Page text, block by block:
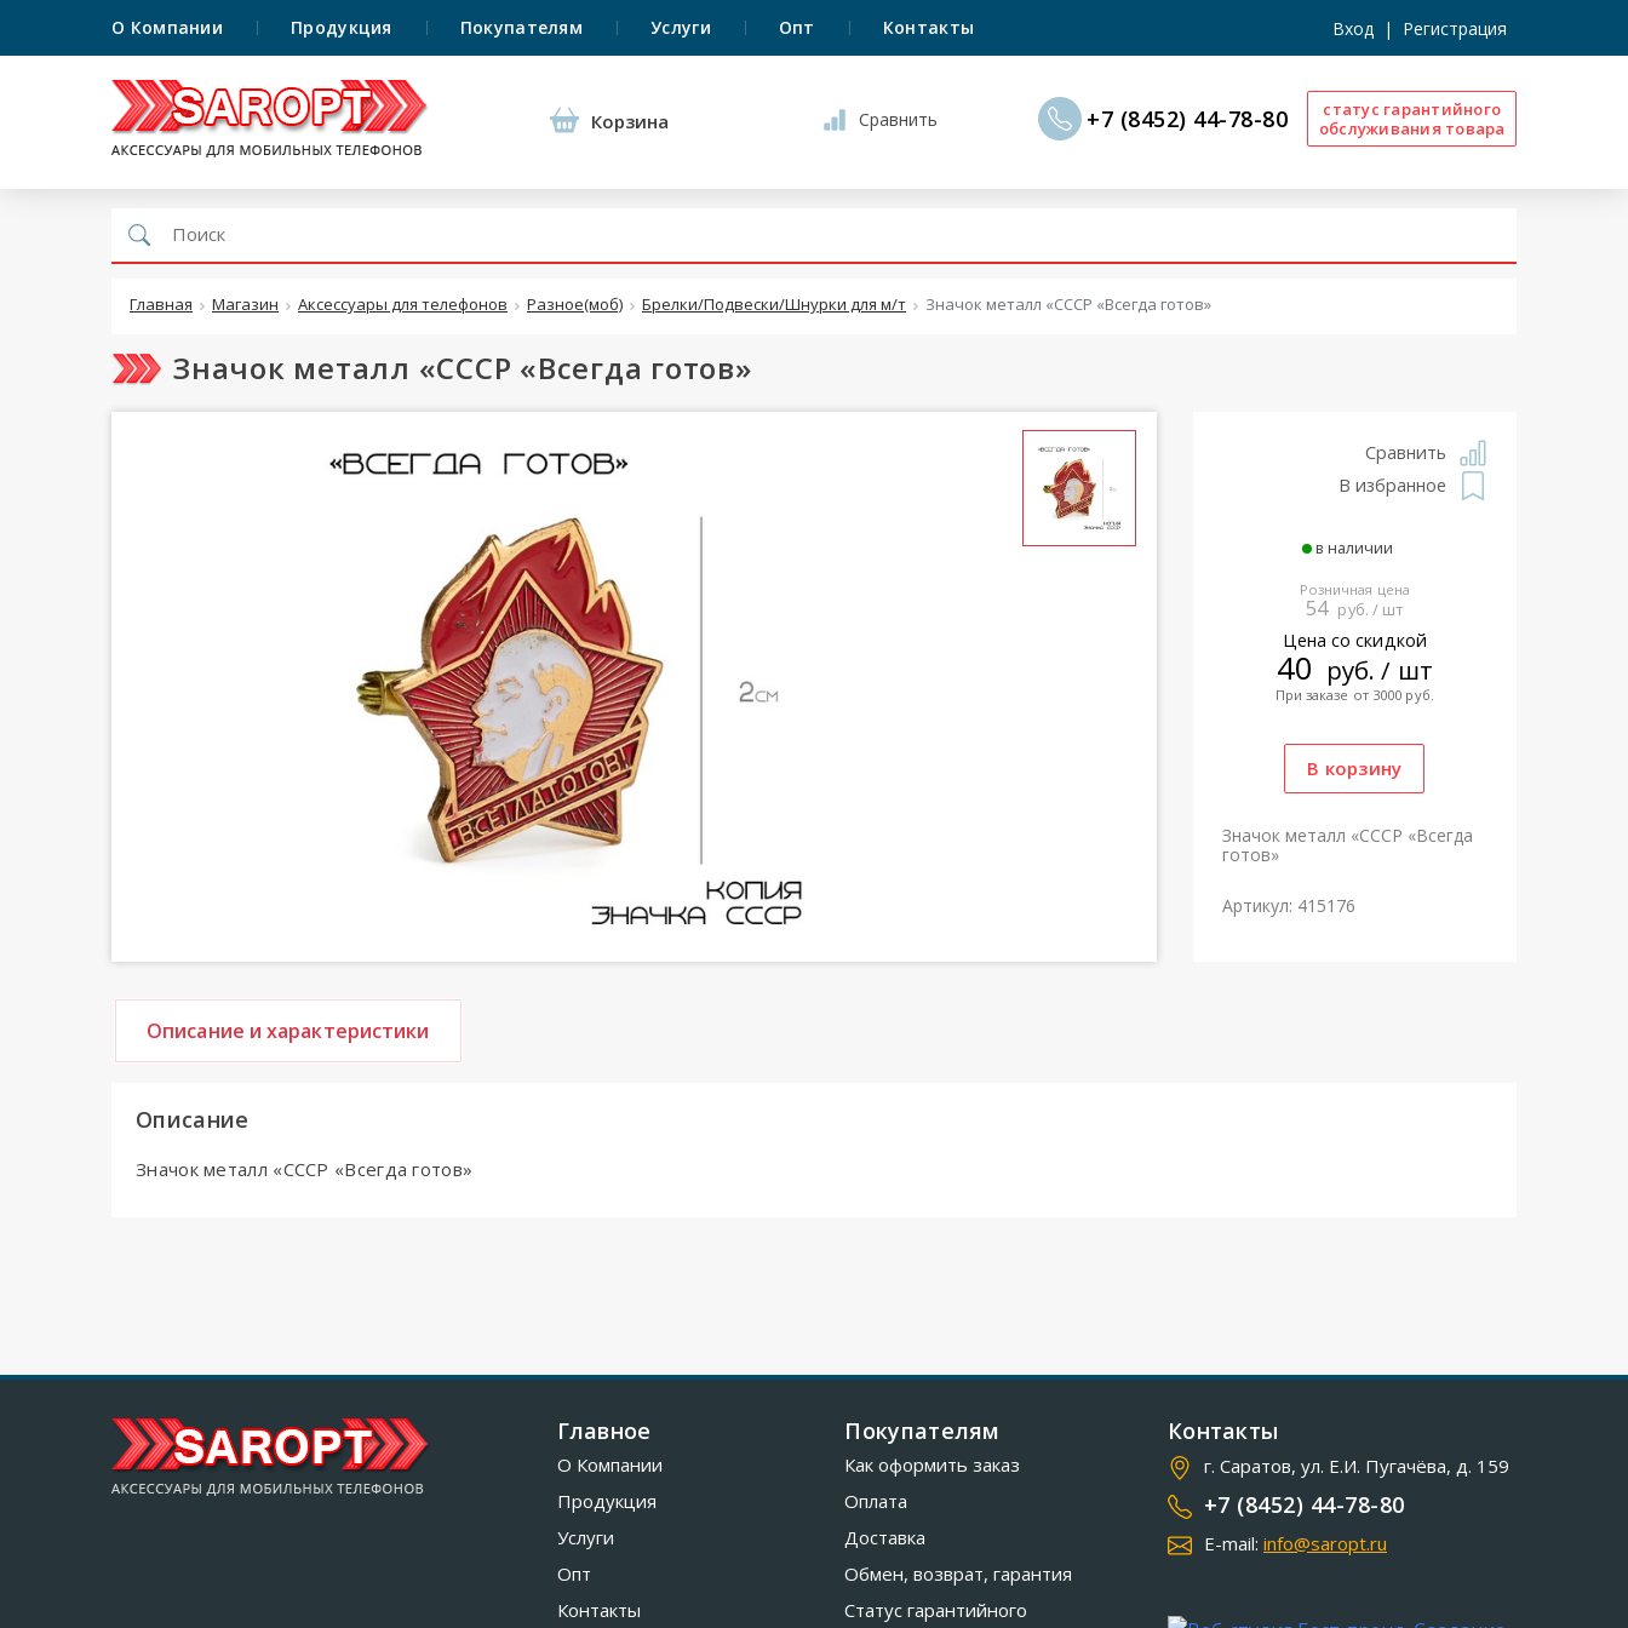
О Компании Продукция Покупателям Услуги Опт Контакты Вход | Регистрация
Корзина Сравнить +7 (8452) 44-78-80
статус гарантийного
обслуживания товара
Главная Магазин Аксессуары для телефонов Разное(моб) Брелки/Подвески/Шнурки для м/т Значок металл «СССР «Всегда готов»
Значок металл «СССР «Всегда готов»
Сравнить
В избранное
в наличии
Розничная цена
54 руб. / шт
Цена со скидкой
40 руб. / шт
При заказе от 3000 руб.
Значок металл «СССР «Всегда
готов»
Артикул: 415176
Описание и характеристики
Описание
Значок металл «СССР «Всегда готов»
Главное
О Компании
Продукция
Услуги
Опт
Контакты
Покупателям
Как оформить заказ
Оплата
Доставка
Обмен, возврат, гарантия
Статус гарантийного
Контакты
г. Саратов, ул. Е.И. Пугачёва, д. 159
+7 (8452) 44-78-80
E-mail: info@saropt.ru